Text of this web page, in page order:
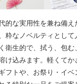
的な実用性を兼ね備
粋なノベルティとし
衛生的で、拭う、包
け込みます。軽くて
フトや、お祭り・イベ